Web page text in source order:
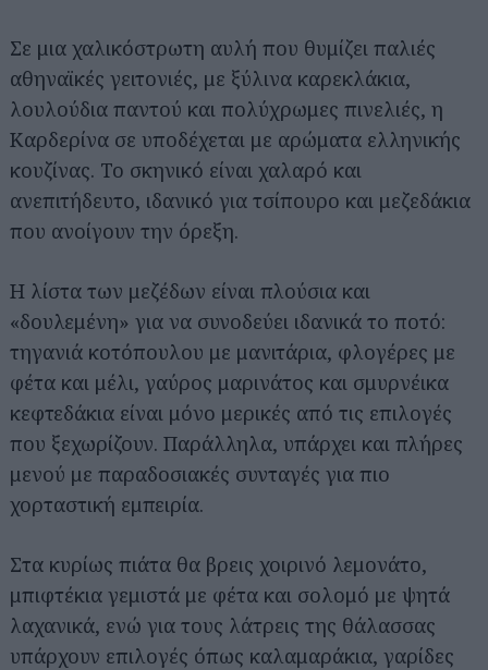
Σε μια χαλικόστρωτη αυλή που θυμίζει παλιές
αθηναϊκές γειτονιές, με ξύλινα καρεκλάκια,
λουλούδια παντού και πολύχρωμες πινελιές, η
Καρδερίνα σε υποδέχεται με αρώματα ελληνικής
κουζίνας. Το σκηνικό είναι χαλαρό και
ανεπιτήδευτο, ιδανικό για τσίπουρο και μεζεδάκια
που ανοίγουν την όρεξη.
Η λίστα των μεζέδων είναι πλούσια και
«δουλεμένη» για να συνοδεύει ιδανικά το ποτό:
τηγανιά κοτόπουλου με μανιτάρια, φλογέρες με
φέτα και μέλι, γαύρος μαρινάτος και σμυρνέικα
κεφτεδάκια είναι μόνο μερικές από τις επιλογές
που ξεχωρίζουν. Παράλληλα, υπάρχει και πλήρες
μενού με παραδοσιακές συνταγές για πιο
χορταστική εμπειρία.
Στα κυρίως πιάτα θα βρεις χοιρινό λεμονάτο,
μπιφτέκια γεμιστά με φέτα και σολομό με ψητά
λαχανικά, ενώ για τους λάτρεις της θάλασσας
υπάρχουν επιλογές όπως καλαμαράκια, γαρίδες